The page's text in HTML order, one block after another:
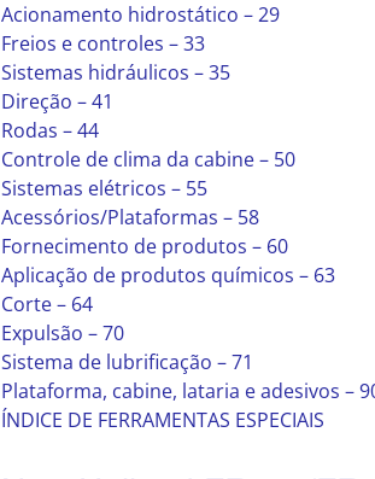
Acionamento hidrostático – 29
Freios e controles – 33
Sistemas hidráulicos – 35
Direção – 41
Rodas – 44
Controle de clima da cabine – 50
Sistemas elétricos – 55
Acessórios/Plataformas – 58
Fornecimento de produtos – 60
Aplicação de produtos químicos – 63
Corte – 64
Expulsão – 70
Sistema de lubrificação – 71
Plataforma, cabine, lataria e adesivos –
ÍNDICE DE FERRAMENTAS ESPECIAIS